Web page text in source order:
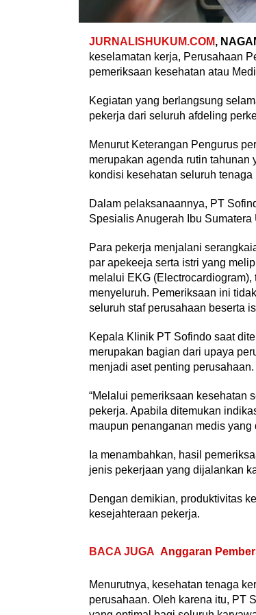
JURNALISHUKUM.COM,
keselamatan kerja, Perusahaan
pemeriksaan kesehatan atau
Kegiatan yang berlangsung
pekerja dari seluruh afdeling
Menurut Keterangan Pengurus
merupakan agenda rutin
kondisi kesehatan seluruh
Dalam pelaksanaannya, PT
Spesialis Anugerah Ibu Sumatera
Para pekerja menjalani
par apekeeja serta istri yang
melalui EKG
menyeluruh. Pemeriksaan ini
seluruh staf perusahaan beserta
Kepala Klinik PT Sofindo saat
merupakan bagian dari upaya
menjadi aset penting perusahaan.
“Melalui pemeriksaan kesehatan
pekerja. Apabila ditemukan
maupun penanganan medis
Ia menambahkan, hasil
jenis pekerjaan yang dijalankan
Dengan demikian, produktivitas
kesejahteraan pekerja.
BACA JUGA Anggaran
Menurutnya, kesehatan tenaga
perusahaan. Oleh karena itu, PT